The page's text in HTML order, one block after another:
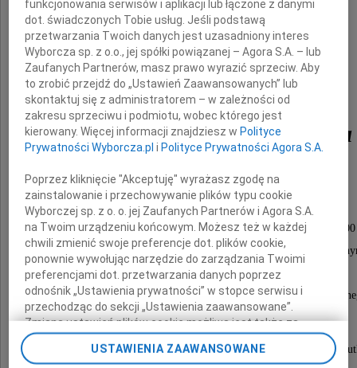
Wiesława Żurkowska
Nabożeństwo żałobne odprawione zostanie
dnia 9 października 2009 roku o godzinie 13.00
w domu pogrzebowym na Cmentarzu
Północnym w Warszawie (sala A),
po czym nastąpi wyprowadzenie do grobu
O czym powiadamiają pogrążeni w głębokim
funkcjonowania serwisów i aplikacji lub łączone z danymi
dot. świadczonych Tobie usług. Jeśli podstawą
przetwarzania Twoich danych jest uzasadniony interes
Wyborcza sp. z o.o., jej spółki powiązanej – Agora S.A. – lub
Zaufanych Partnerów, masz prawo wyrazić sprzeciw. Aby
to zrobić przejdź do „Ustawień Zaawansowanych” lub
skontaktuj się z administratorem – w zależności od
zakresu sprzeciwu i podmiotu, wobec którego jest
kierowany. Więcej informacji znajdziesz w Polityce
Prywatności Wyborcza.pl i Polityce Prywatności Agora S.A.
Poprzez kliknięcie "Akceptuję" wyrażasz zgodę na
zainstalowanie i przechowywanie plików typu cookie
Wyborczej sp. z o. o. jej Zaufanych Partnerów i Agora S.A.
na Twoim urządzeniu końcowym. Możesz też w każdej
chwili zmienić swoje preferencje dot. plików cookie,
ponownie wywołując narzędzie do zarządzania Twoimi
preferencjami dot. przetwarzania danych poprzez
odnośnik „Ustawienia prywatności” w stopce serwisu i
przechodząc do sekcji „Ustawienia zaawansowane”.
Zmiana ustawień plików cookie możliwa jest także za
pomocą ustawień przeglądarki.
USTAWIENIA ZAAWANSOWANE